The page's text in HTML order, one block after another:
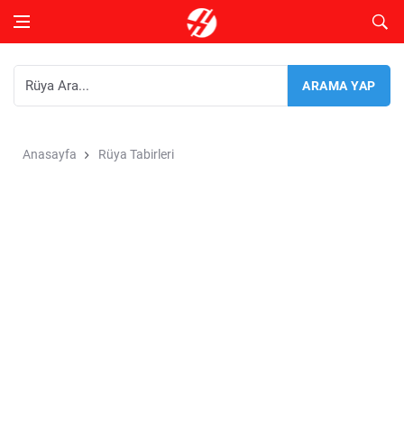
Anasayfa Rüya Tabirleri